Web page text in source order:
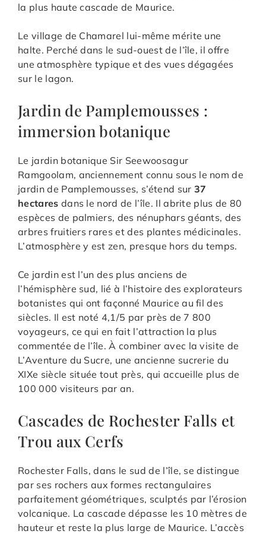
la plus haute cascade de Maurice.
Le village de Chamarel lui-même mérite une
halte. Perché dans le sud-ouest de l’île, il offre
une atmosphère typique et des vues dégagées
sur le lagon.
Jardin de Pamplemousses :
immersion botanique
Le jardin botanique Sir Seewoosagur
Ramgoolam, anciennement connu sous le nom de
jardin de Pamplemousses, s’étend sur 37
hectares dans le nord de l’île. Il abrite plus de 80
espèces de palmiers, des nénuphars géants, des
arbres fruitiers rares et des plantes médicinales.
L’atmosphère y est zen, presque hors du temps.
Ce jardin est l’un des plus anciens de
l’hémisphère sud, lié à l’histoire des explorateurs
botanistes qui ont façonné Maurice au fil des
siècles. Il est noté 4,1/5 par près de 7 800
voyageurs, ce qui en fait l’attraction la plus
commentée de l’île. À combiner avec la visite de
L’Aventure du Sucre, une ancienne sucrerie du
XIXe siècle située tout près, qui accueille plus de
100 000 visiteurs par an.
Cascades de Rochester Falls et
Trou aux Cerfs
Rochester Falls, dans le sud de l’île, se distingue
par ses rochers aux formes rectangulaires
parfaitement géométriques, sculptés par l’érosion
volcanique. La cascade dépasse les 10 mètres de
hauteur et reste la plus large de Maurice. L’accès